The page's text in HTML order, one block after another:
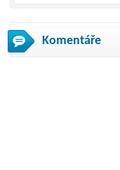
Komentáře